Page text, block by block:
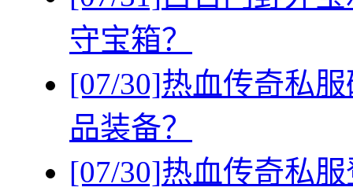
守宝箱？
[07/30]热血传奇私
品装备？
[07/30]热血传奇私